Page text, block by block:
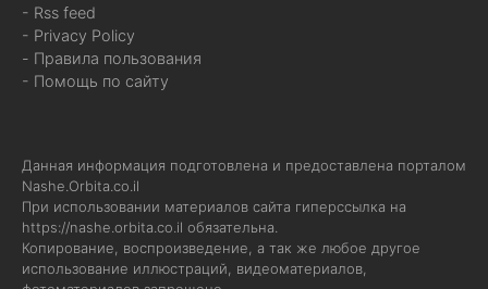
- Rss feed
- Privacy Policy
- Правила пользования
- Помощь по сайту
Данная информация подготовлена и предоставлена порталом
Nashe.Orbita.co.il
При использовании материалов сайта гиперссылка на
https://nashe.orbita.co.il обязательна.
Копирование, воспроизведение, а так же любое другое
использование иллюстраций, видеоматериалов,